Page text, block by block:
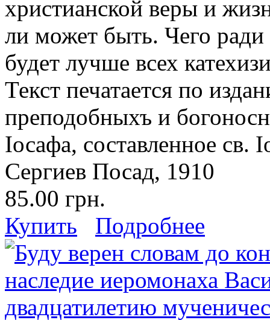
христианской веры и
ли может быть. Чего
будет лучше всех
Текст печатается по
преподобныхъ и
Iосафа, составленное
Сергиев Посад, 1910
85.00 грн.
Купить
Подробнее